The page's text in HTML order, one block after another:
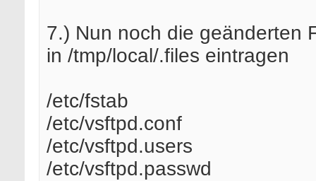
7.) Nun noch die geänderten
in /tmp/local/.files eintragen
/etc/fstab
/etc/vsftpd.conf
/etc/vsftpd.users
/etc/vsftpd.passwd